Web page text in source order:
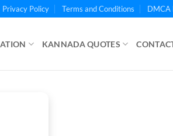
Privacy Policy Terms and Conditions DMCA
KANNADA QUOTES